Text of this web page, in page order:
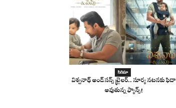
సినిమా
విశ్వనాథ్ అండ్ సన్స్ ట్రైలర్.. సూర్య నటనకు ఫిదా
అవుతున్న ఫ్యాన్స్!